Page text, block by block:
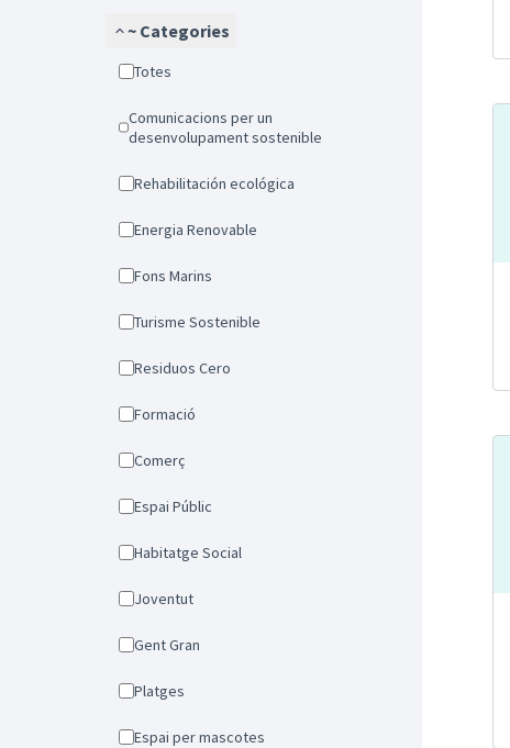
~ Categories
Totes
Comunicacions per un
desenvolupament sostenible
Rehabilitación ecológica
Energia Renovable
Fons Marins
Turisme Sostenible
Residuos Cero
Formació
Comerç
Espai Públic
Habitatge Social
Joventut
Gent Gran
Platges
Espai per mascotes